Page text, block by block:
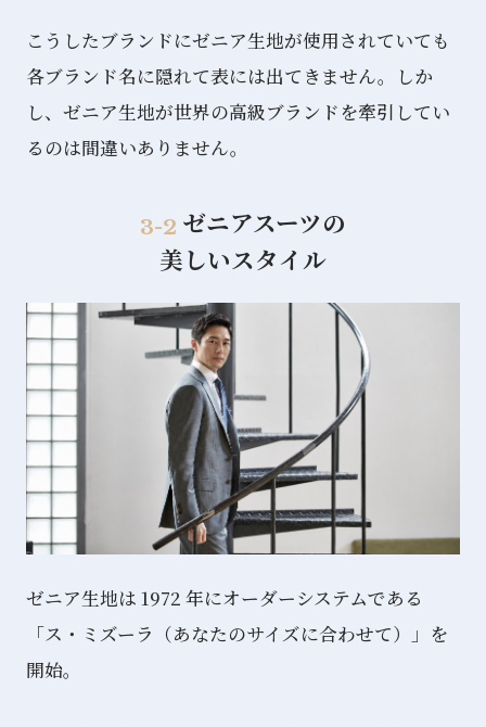
こうしたブランドにゼニア生地が使用されていても
各ブランド名に隠れて表には出てきません。しか
し、ゼニア生地が世界の高級ブランドを牽引してい
るのは間違いありません。
3-2 ゼニアスーツの
美しいスタイル
ゼニア生地は 1972 年にオーダーシステムである
「ス・ミズーラ（あなたのサイズに合わせて）」を
開始。